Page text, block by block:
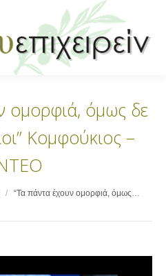
ομορφιά, όμως δε
Κομφούκιος –
“Τα πάντα έχουν ομορφιά, όμως…